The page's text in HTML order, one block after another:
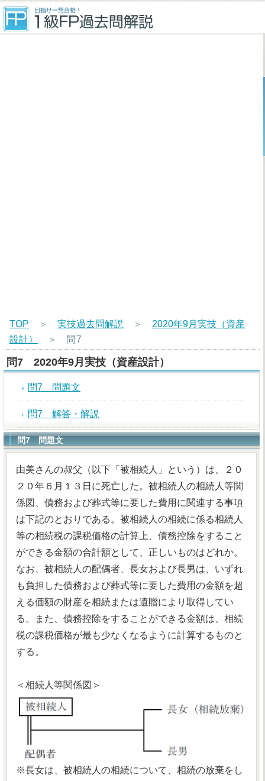
TOP ＞ 実技過去問解説 ＞ 2020年9月実技（資産
設計）
＞ 問7
問7 2020年9月実技（資産設計）
問7 問題文
問7 解答・解説
問7 問題文
由美さんの叔父（以下「被相続人」という）は、２０
２０年６月１３日に死亡した。被相続人の相続人等関
係図、債務および葬式等に要した費用に関連する事項
は下記のとおりである。被相続人の相続に係る相続人
等の相続税の課税価格の計算上、債務控除をすること
ができる金額の合計額として、正しいものはどれか。
なお、被相続人の配偶者、長女および長男は、いずれ
も負担した債務および葬式等に要した費用の金額を超
える価額の財産を相続または遺贈により取得してい
る。また、債務控除をすることができる金額は、相続
税の課税価格が最も少なくなるように計算するものと
する。
＜相続人等関係図＞
※長女は、被相続人の相続について、相続の放棄をし